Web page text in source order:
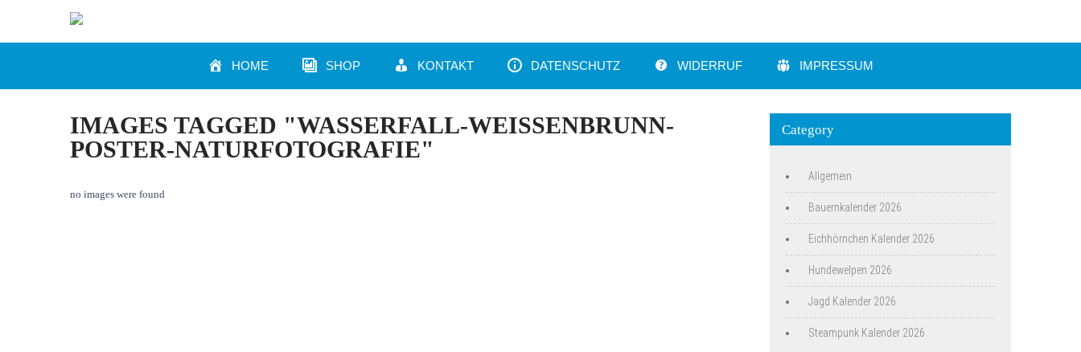
HOME SHOP KONTAKT DATENSCHUTZ WIDERRUF IMPRESSUM
IMAGES TAGGED "WASSERFALL-WEISSENBRUNN-
POSTER-NATURFOTOGRAFIE"
no images were found
Category
Allgemein
Bauernkalender 2026
Eichhörnchen Kalender 2026
Hundewelpen 2026
Jagd Kalender 2026
Steampunk Kalender 2026